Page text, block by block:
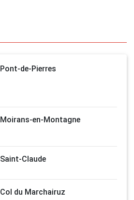
Pont-de-Pierres
Moirans-en-Montagne
Saint-Claude
Col du Marchairuz